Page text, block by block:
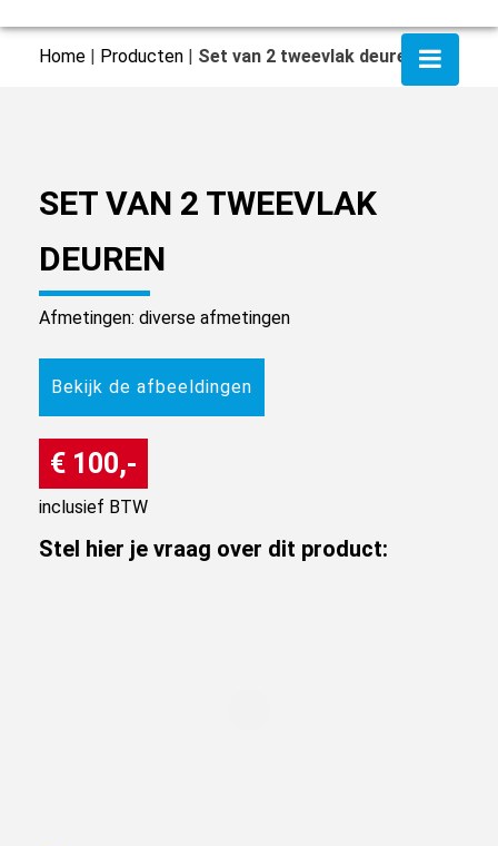
Home | Producten | Set van 2 tweevlak deuren
SET VAN 2 TWEEVLAK
DEUREN
Afmetingen: diverse afmetingen
Bekijk de afbeeldingen
€ 100,-
inclusief BTW
Stel hier je vraag over dit product: